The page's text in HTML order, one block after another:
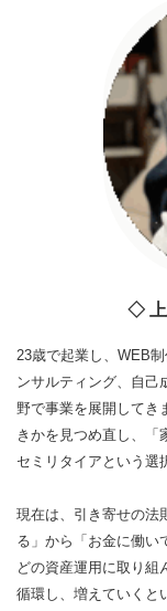
◇ 上
23歳で起業し、WEB
ンサルティング、自己
野で事業を展開してき
きかを見つめ直し、「
セミリタイアという選
現在は、引き寄せの法
る」から「お金に働い
どの資産運用に取り組
循環し、増えていくと